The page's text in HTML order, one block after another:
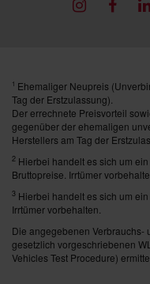
1 Ehemaliger Neupreis
Tag der Erstzulassung).
Der errechnete Preisvorteil
gegenüber der ehemaligen
Herstellers am Tag der
2 Hierbei handelt es sich um
Bruttopreise. Irrtümer
3 Hierbei handelt es sich um
Irrtümer vorbehalten.
Die angegebenen Verbrauchs-
gesetzlich vorgeschriebenen
Vehicles Test Procedure)